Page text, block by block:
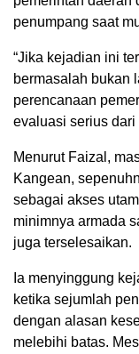
penumpang saat
“Jika kejadian ini
bermasalah bukan
perencanaan
evaluasi serius dari
Menurut Faizal,
Kangean,
sebagai akses
minimnya armada
juga terselesaikan.
Ia menyinggung
ketika sejumlah
dengan alasan
melebihi batas.